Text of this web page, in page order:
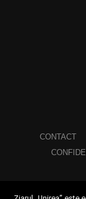
CONTACT